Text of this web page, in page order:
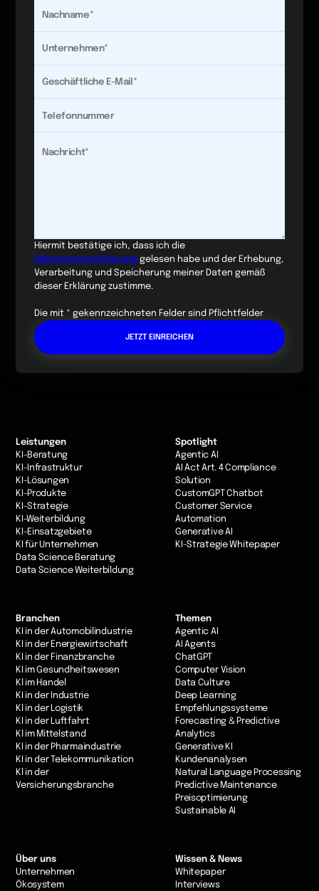
Hiermit bestätige ich, dass ich die
Datenschutzerklärunggelesen habe und der Erhebung,
Verarbeitung und Speicherung meiner Daten gemäß
dieser Erklärung zustimme.
Die mit * gekennzeichneten Felder sind Pflichtfelder
Leistungen
KI-Beratung
KI-Infrastruktur
KI-Lösungen
KI-Produkte
KI-Strategie
KI-Weiterbildung
KI-Einsatzgebiete
KI für Unternehmen
Data Science Beratung
Data Science Weiterbildung
Branchen
KI in der Automobilindustrie
KI in der Energiewirtschaft
KI in der Finanzbranche
KI im Gesundheitswesen
Kl im Handel
KI in der Industrie
Kl in der Logistik
KI in der Luftfahrt
Kl im Mittelstand
KI in der Pharmaindustrie
KI in der Telekommunikation
Kl in der
Versicherungsbranche
Themen
Agentic AI
AI Agents
ChatGPT
Computer Vision
Data Culture
Deep Learning
Empfehlungssysteme
Forecasting & Predictive
Analytics
Generative KI
Kundenanalysen
Natural Language Processing
Predictive Maintenance
Preisoptimierung
Sustainable AI
Spotlight
Agentic AI
AI Act Art. 4 Compliance
Solution
CustomGPT Chatbot
Customer Service
Automation
Generative AI
KI-Strategie Whitepaper
Über uns
Unternehmen
Ökosystem
Wissen & News
Whitepaper
Interviews